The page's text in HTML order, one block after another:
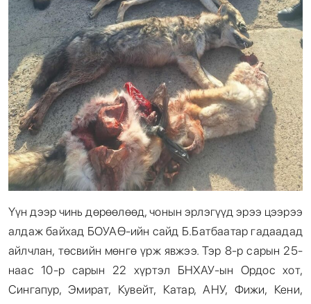
Үүн дээр чинь дөрөөлөөд, чонын эрлэгүүд эрээ цээрээ
алдаж байхад БОУАӨ-ийн сайд Б.Батбаатар гадаадад
айлчлан, төсвийн мөнгө үрж явжээ. Тэр 8-р сарын 25-
наас 10-р сарын 22 хүртэл БНХАУ-ын Ордос хот,
Сингапур, Эмират, Кувейт, Катар, АНУ, Фижи, Кени,